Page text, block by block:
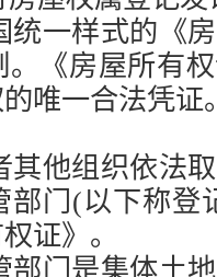
统一样式的《
《房屋所有
唯一合法凭证
其他组织依法
部门(以下称登
证》。
部门是集体土